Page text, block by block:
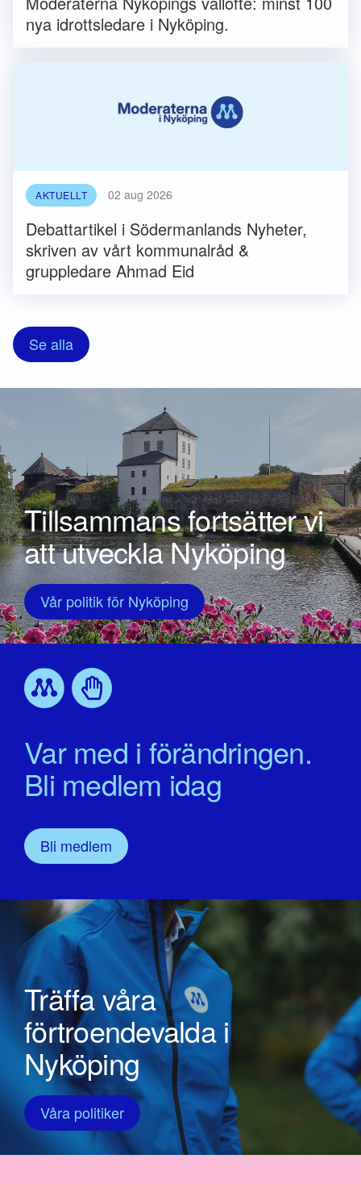
nya idrottsledare i Nyköping.
AKTUELLT 02 aug 2026
Debattartikel i Södermanlands Nyheter,
skriven av vårt kommunalråd &
gruppledare Ahmad Eid
Se alla
Tillsammans fortsätter vi
att utveckla Nyköping
Vår politik för Nyköping
Var med i förändringen.
Bli medlem idag
Bli medlem
Träffa våra
förtroendevalda i
Nyköping
Våra politiker